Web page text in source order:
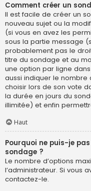
Comment créer un
Il est facile de créer un
nouveau sujet ou la
(si vous en avez les
sous la partie message
probablement pas le
titre du sondage et au
une option par ligne
aussi indiquer le nombre
choisir lors de son vote
la durée en jours du
illimitée) et enfin
Haut
Pourquoi ne puis-je
sondage ?
Le nombre d’options
l’administrateur. Si vous
contactez-le.